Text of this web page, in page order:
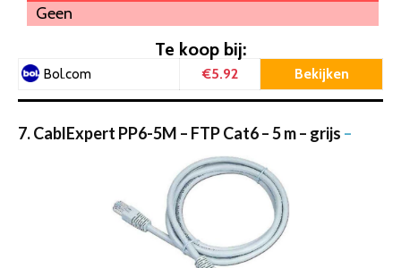
Geen
Te koop bij:
Bol.com €5.92 Bekijken
7. CablExpert PP6-5M – FTP Cat6 – 5 m – grijs –